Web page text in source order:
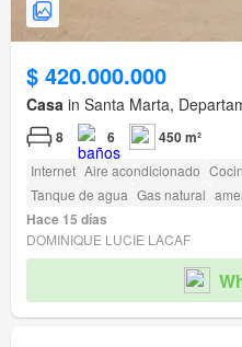
$ 420.000.000
Casa in Santa Marta,
8 6 450 m²
Internet Aire acondicionado
Tanque de agua Gas natural
Hace 15 días
DOMINIQUE LUCIE LACAF